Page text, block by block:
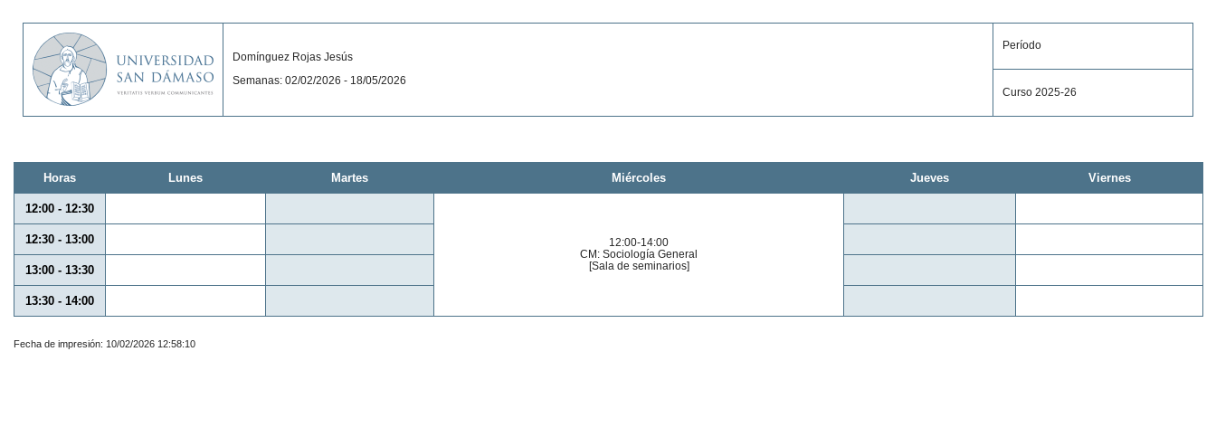
Domínguez Rojas Jesús
Semanas: 02/02/2026 - 18/05/2026
Período
Curso 2025-26
Horas Lunes Martes Miércoles Jueves Viernes
12:00 - 12:30
12:00-14:00
CM: Sociología General
[Sala de seminarios]
12:30 - 13:00
13:00 - 13:30
13:30 - 14:00
Fecha de impresión: 10/02/2026 12:58:10